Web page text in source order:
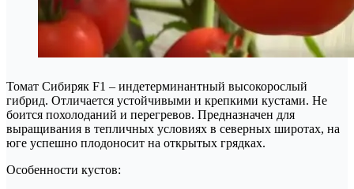
Томат Сибиряк F1 – индетерминантный высокорослый
гибрид. Отличается устойчивыми и крепкими кустами. Не
боится похолоданий и перегревов. Предназначен для
выращивания в тепличных условиях в северных широтах, на
юге успешно плодоносит на открытых грядках.
Особенности кустов: